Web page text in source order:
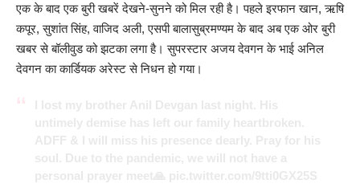
एक के बाद एक बुरी खबरें देखने-सुनने को मिल रही है। पहले इरफान खान, ऋषि
कपूर, सुशांत सिंह, वाजिद अली, एसपी बालासुब्रमण्यम के बाद अब एक ओर बुरी
खबर से बॉलीवुड को झटका लगा है। सुपरस्टार अजय देवगन के भाई अनिल
देवगन का कार्डियक अरेस्ट से निधन हो गया।